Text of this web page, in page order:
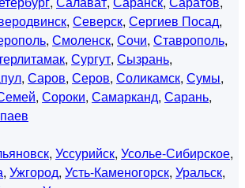
, Северск, Сергиев Посад,
, Смоленск, Сочи, Ставрополь,
, Сургут, Сызрань,
, Саров, Серов, Соликамск, Сумы,
, Сороки, Самарканд, Сарань,
, Уссурийск, Усолье-Сибирское,
, Ужгород, Усть-Каменогорск, Уральск,